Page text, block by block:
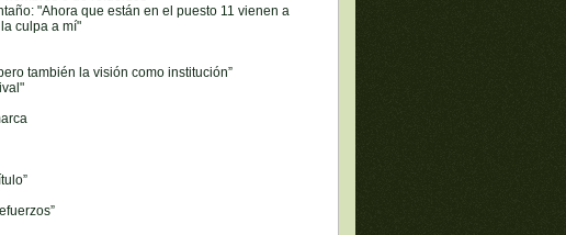
"Ahora que están en el puesto 11 vienen a
culpa a mí"
también la visión como institución”